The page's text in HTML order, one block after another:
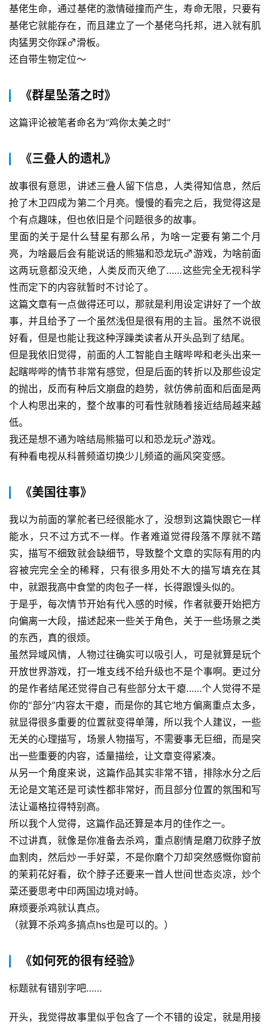
科
幻
资
讯
题
科
库
登录 注册
基佬生命，通过基佬的激情碰撞而产生，寿命无限，只要有
基佬它就能存在，而且建立了一个基佬乌托邦，进入就有肌
肉猛男交你踩♂滑板。
还自带生物定位～
《群星坠落之时》
这篇评论被笔者命名为“鸡你太美之时”
《三叠人的遗札》
故事很有意思，讲述三叠人留下信息，人类得知信息，然后
抢了木卫四成为第二个月亮。慢慢的看完之后，我觉得这是
个有点趣味，但也依旧是个问题很多的故事。
里面的关于是什么彗星有那么吊，为啥一定要有第二个月
亮，为啥最后会有能说话的熊猫和恐龙玩♂游戏，为啥前面
这两玩意都没灭绝，人类反而灭绝了……这些完全无视科学
性而定下的内容就暂时不讨论了。
这篇文章有一点做得还可以，那就是利用设定讲好了一个故
事，并且给予了一个虽然浅但是很有用的主旨。虽然不说很
好看，但是也能让我这种浮躁类读者从开头品到了结尾。
但是我依旧觉得，前面的人工智能自主瞎哔哔和老头出来一
起瞎哔哔的情节非常有感觉，但是后面的转折以及那些设定
的抛出，反而有种后文崩盘的趋势，就仿佛前面和后面是两
个人构思出来的，整个故事的可看性就随着接近结局越来越
低。
我还是想不通为啥结局熊猫可以和恐龙玩♂游戏。
有种看电视从科普频道切换少儿频道的画风突变感。
《美国往事》
我以为前面的掌舵者已经很能水了，没想到这篇快跟它一样
能水，只不过方式不一样。作者难道觉得段落不厚就不踏
实，描写不细致就会缺细节，导致整个文章的实际有用的内
容被完完全全的稀释，只有很多用处不大的描写填充在其
中，就跟我高中食堂的肉包子一样，长得跟馒头似的。
于是乎，每次情节开始有代入感的时候，作者就要开始把方
向偏离一大段，描述起来一些关于角色，关于一些场景之类
的东西，真的很烦。
虽然异域风情，人物过往确实可以吸引人，可是就算是玩个
开放世界游戏，打一堆支线不给升级也不是个事啊。更过分
的是作者结尾还觉得自己有些部分太干瘪……个人觉得不是
你的“部分”内容太干瘪，而是你的其它地方偏离重点太多，
就显得很多重要的位置就变得单薄，所以我个人建议，一些
无关的心理描写，场景人物描写，不需要事无巨细，而是突
出一些重要的内容，适量描绘，让文章变得紧凑。
从另一个角度来说，这篇作品其实非常不错，排除水分之后
无论是文笔还是可读性都非常好，而且部分位置的氛围和写
法让逼格拉得特别高。
所以我个人觉得，这篇作品还算是本月的佳作之一。
不过讲真，就像是你准备去杀鸡，重点剧情是磨刀砍脖子放
血割肉，然后炒一手好菜，不是你磨个刀却突然感慨你窗前
的茉莉花好看，砍个脖子还要来一首人世间世态炎凉，炒个
菜还要思考中印两国边境对峙。
麻烦要杀鸡就认真点。
（就算不杀鸡多搞点hs也是可以的。）
《如何死的很有经验》
标题就有错别字吧……
开头，我觉得故事里似乎包含了一个不错的设定，就是用接